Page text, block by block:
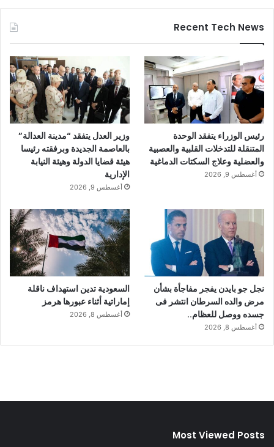
Recent Tech News
رئيس الوزراء يتفقد الوحدة
المتنقلة للتدخلات القلبية والعصبية
والعضلية وعلاج السكتات الدماغية
أغسطس 9, 2026
وزير العدل يتفقد “مدينة العدالة”
بالعاصمة الجديدة وبرفقته رئيسا
هيئة قضايا الدولة وهيئة النيابة
الإدارية
أغسطس 9, 2026
نجل جو بايدن يفجر مفاجأة بشأن
مرض والده السرطان انتشر فى
جسده ووصل للعظام..
أغسطس 8, 2026
السعودية تدين استهداف ناقلة
إماراتية أثناء عبورها هرمز
أغسطس 8, 2026
Most Viewed Posts